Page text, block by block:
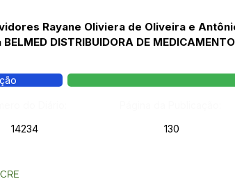
Rayane Oliviera de Oliveira e
DISTRIBUIDORA DE
14234
130